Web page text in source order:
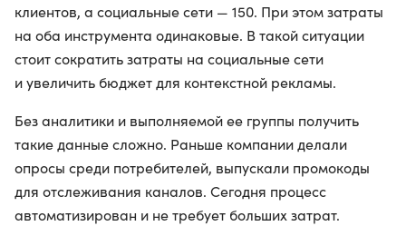
клиентов, а социальные сети — 150. При этом затраты
на оба инструмента одинаковые. В такой ситуации
стоит сократить затраты на социальные сети
и увеличить бюджет для контекстной рекламы.
Без аналитики и выполняемой ее группы получить
такие данные сложно. Раньше компании делали
опросы среди потребителей, выпускали промокоды
для отслеживания каналов. Сегодня процесс
автоматизирован и не требует больших затрат.